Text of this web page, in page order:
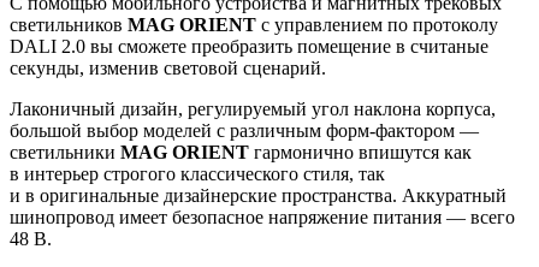
светильников MAG ORIENT с управлением по протоколу
DALI 2.0 вы сможете преобразить помещение в считаные
секунды, изменив световой сценарий.
Лаконичный дизайн, регулируемый угол наклона корпуса,
большой выбор моделей с различным форм-фактором —
светильники MAG ORIENT гармонично впишутся как
в интерьер строгого классического стиля, так
и в оригинальные дизайнерские пространства. Аккуратный
шинопровод имеет безопасное напряжение питания — всего
48 В.